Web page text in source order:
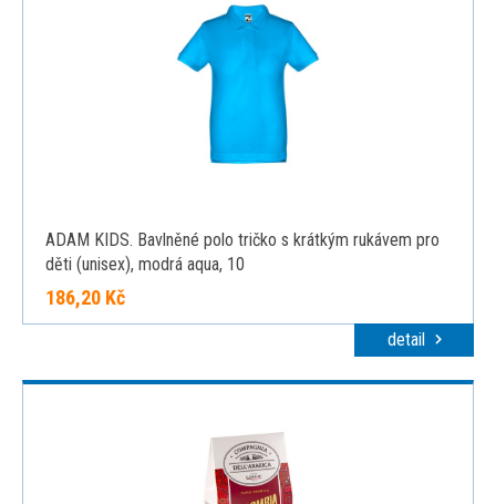
ADAM KIDS. Bavlněné polo tričko s krátkým rukávem pro
děti (unisex), modrá aqua, 10
186,20 Kč
detail